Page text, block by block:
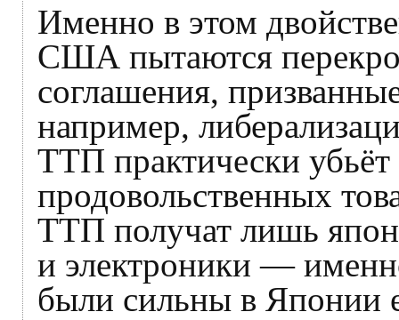
Именно в этом
США пытаются
соглашения,
например,
ТТП практически убьёт
продовольственных
ТТП получат лишь
и электроники —
были сильны в Японии